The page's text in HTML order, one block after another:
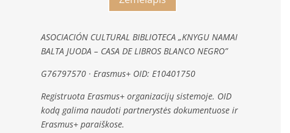
ASOCIACIÓN CULTURAL BIBLIOTECA „KNYGU NAMAI
BALTA JUODA – CASA DE LIBROS BLANCO NEGRO”
G76797570 · Erasmus+ OID: E10401750
Registruota Erasmus+ organizacijų sistemoje. OID
kodą galima naudoti partnerystės dokumentuose ir
Erasmus+ paraiškose.